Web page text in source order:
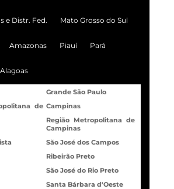
e Distr. Fed. Mato Grosso do Sul
Amazonas Piauí Pará
Alagoas
Grande São Paulo
de Campinas
Região Metropolitana de
Campinas
São José dos Campos
Ribeirão Preto
São José do Rio Preto
Santa Bárbara d'Oeste